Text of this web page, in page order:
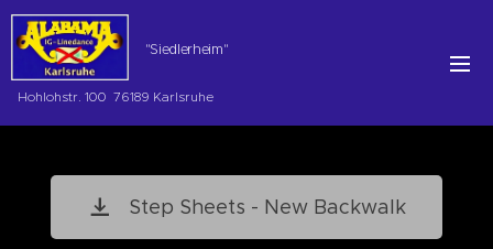
"Siedlerheim"
Hohlohstr. 100 76189 Karlsruhe
Step Sheets - New Backwalk